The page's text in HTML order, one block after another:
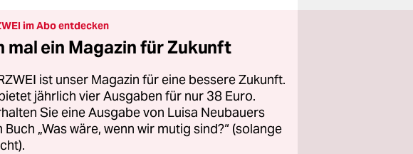
im Abo entdecken
mal ein Magazin für Zukunft
ist unser Magazin für eine bessere Zukunft.
jährlich vier Ausgaben für nur 38 Euro.
Sie eine Ausgabe von Luisa Neubauers
Buch „Was wäre, wenn wir mutig sind?“ (solange